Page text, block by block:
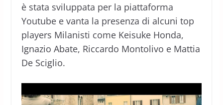
è stata sviluppata per la piattaforma
Youtube e vanta la presenza di alcuni top
players Milanisti come Keisuke Honda,
Ignazio Abate, Riccardo Montolivo e Mattia
De Sciglio.